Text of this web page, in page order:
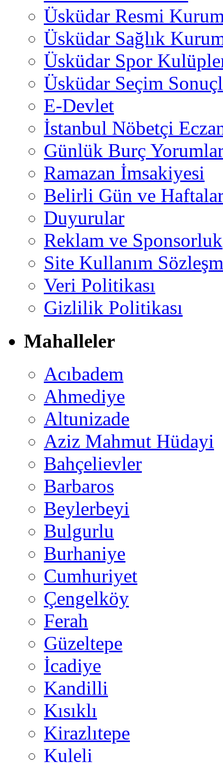
Üsküdar Resmi
Üsküdar Sağlık
Üsküdar Spor
Üsküdar Seçim
E-Devlet
İstanbul Nöbetçi
Günlük Burç
Ramazan İmsakiyesi
Belirli Gün ve
Duyurular
Reklam ve Sponsorluk
Site Kullanım
Veri Politikası
Gizlilik Politikası
Mahalleler
Acıbadem
Ahmediye
Altunizade
Aziz Mahmut Hüdayi
Bahçelievler
Barbaros
Beylerbeyi
Bulgurlu
Burhaniye
Cumhuriyet
Çengelköy
Ferah
Güzeltepe
İcadiye
Kandilli
Kısıklı
Kirazlıtepe
Kuleli